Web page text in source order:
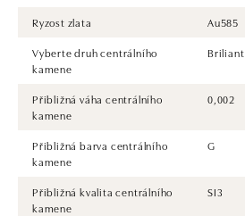
Ryzost zlata
Au585
Vyberte druh centrálního
kamene
Briliant
Přibližná váha centrálního
kamene
0,002
Přibližná barva centrálního
kamene
G
Přibližná kvalita centrálního
kamene
SI3